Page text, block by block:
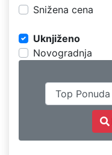
Snižena cena
Uknjiženo
Novogradnja